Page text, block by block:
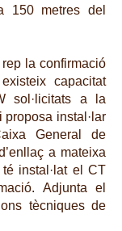
150 metres del
rep la confirmació
capacitat
sol·licitats a la
instal·lar
General de
a mateixa
instal·lat el CT
Adjunta el
tècniques de